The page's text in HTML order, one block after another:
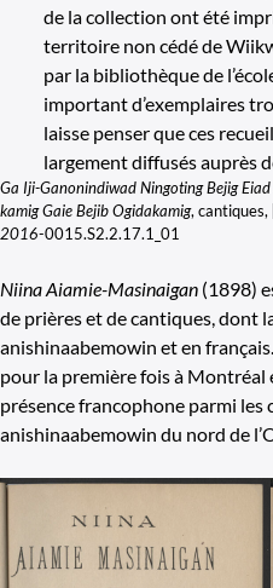
de la collection ont été
territoire non cédé de
par la bibliothèque de
important d’exemplaires
laisse penser que ces
largement diffusés auprès
Ga Iji-Ganonindiwad Ningoting Bejig
kamig Gaie Bejib Ogidakamig, cantiques,
2016-0015.S2.2.17.1_01
Niina Aiamie-Masinaigan (1898)
de prières et de cantiques, dont
anishinaabemowin et en
pour la première fois à Montréal
présence francophone parmi les
anishinaabemowin du nord de